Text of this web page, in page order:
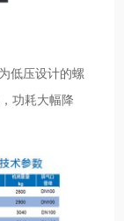
低压设计的螺
功耗大幅降